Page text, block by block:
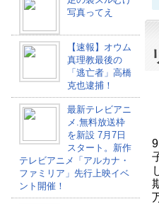
写真ってえ
【速報】オウム
真理教最後の
「逃亡者」高橋
克也逮捕！
最新テレビアニ
メ.無料放送枠
を新設 7月7日
スタート。新作
テレビアニメ「アルカナ・
ファミリア」先行上映イベ
ント開催！